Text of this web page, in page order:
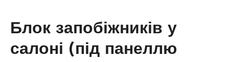
Блок запобіжників у
салоні (під панеллю